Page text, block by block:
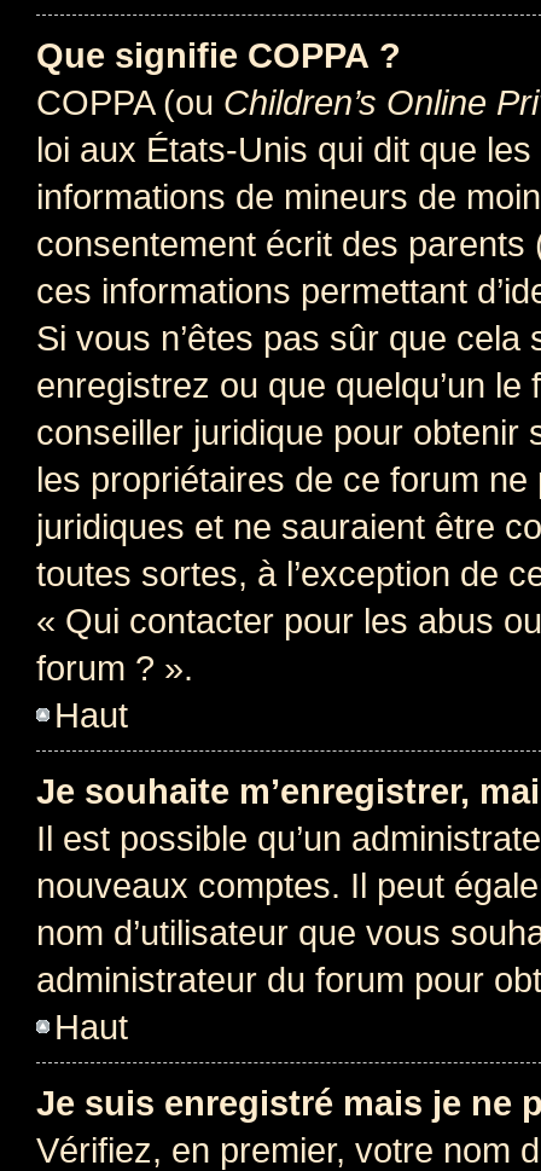
Que signifie COPPA ?
COPPA (ou Children’s Online
loi aux États-Unis qui dit que
informations de mineurs de
consentement écrit des parents
ces informations permettant
Si vous n’êtes pas sûr que
enregistrez ou que quelqu’un
conseiller juridique pour obtenir
les propriétaires de ce forum
juridiques et ne sauraient être
toutes sortes, à l’exception de
« Qui contacter pour les abus
forum ? ».
Haut
Je souhaite m’enregistrer,
Il est possible qu’un
nouveaux comptes. Il peut
nom d’utilisateur que vous
administrateur du forum pour
Haut
Je suis enregistré mais je ne
Vérifiez, en premier, votre nom